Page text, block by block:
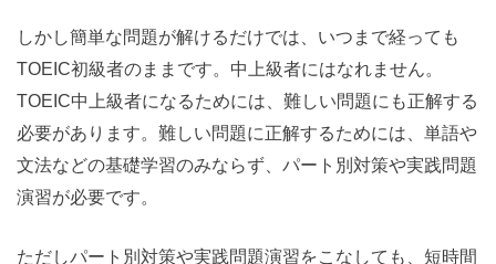
しかし簡単な問題が解けるだけでは、いつまで経っても
TOEIC初級者のままです。中上級者にはなれません。
TOEIC中上級者になるためには、難しい問題にも正解する
必要があります。難しい問題に正解するためには、単語や
文法などの基礎学習のみならず、パート別対策や実践問題
演習が必要です。
ただしパート別対策や実践問題演習をこなしても、短時間